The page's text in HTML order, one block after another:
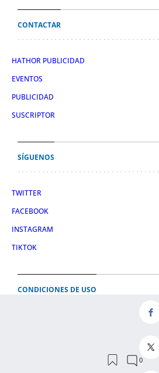
CONTACTAR
HATHOR PUBLICIDAD
EVENTOS
PUBLICIDAD
SUSCRIPTOR
SÍGUENOS
TWITTER
FACEBOOK
INSTAGRAM
TIKTOK
CONDICIONES DE USO